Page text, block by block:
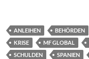
ANLEIHEN BEHÖRDEN
KRISE
MF GLOBAL
SCHULDEN
SPANIEN